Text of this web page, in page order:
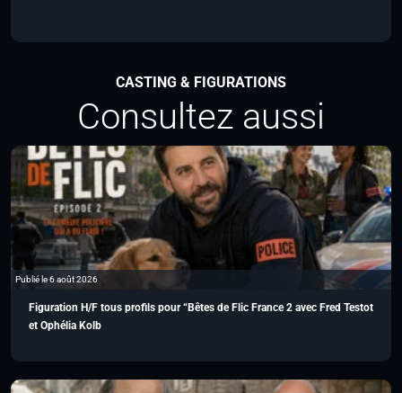
CASTING & FIGURATIONS
Consultez aussi
Publié le 6 août 2026
Figuration H/F tous profils pour “Bêtes de Flic France 2 avec Fred Testot
et Ophélia Kolb